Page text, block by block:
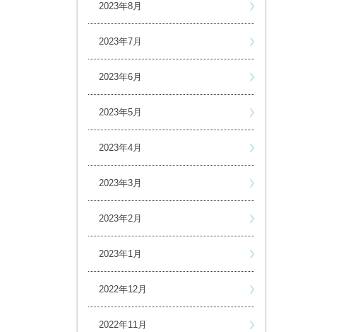
2023年8月
2023年7月
2023年6月
2023年5月
2023年4月
2023年3月
2023年2月
2023年1月
2022年12月
2022年11月